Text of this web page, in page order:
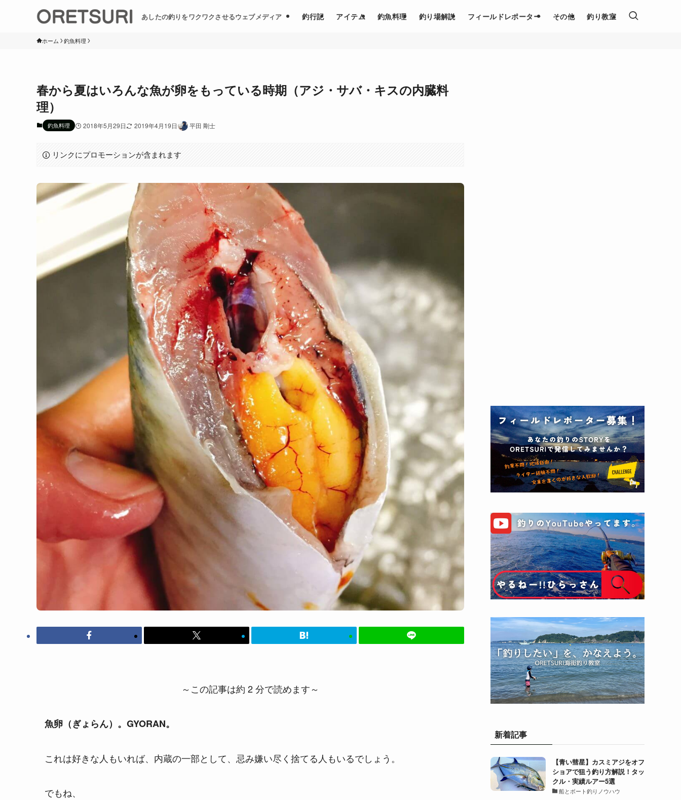
あしたの釣りをワクワクさせるウェブメディア 釣行記 アイテム 釣魚料理 釣り場解説 フィールドレポーター その他 釣り教室
ホーム 釣魚料理
春から夏はいろんな魚が卵をもっている時期（アジ・サバ・キスの内臓料
理）
釣魚料理 2018年5月29日 2019年4月19日 平田 剛士
リンクにプロモーションが含まれます
～この記事は約 2 分で読めます～
魚卵（ぎょらん）。GYORAN。
これは好きな人もいれば、内蔵の一部として、忌み嫌い尽く捨てる人もいるでしょう。
でもね、
新着記事
【青い彗星】カスミアジをオフ
ショアで狙う釣り方解説！タッ
クル・実績ルアー5選
船とボート釣りノウハウ